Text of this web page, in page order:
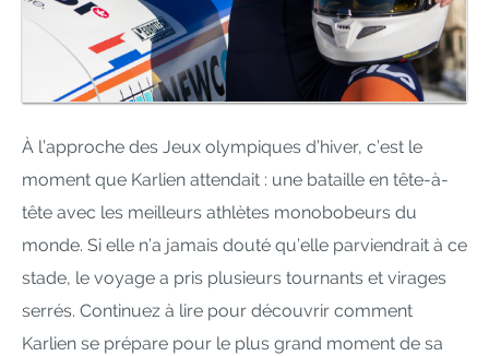
À l’approche des Jeux olympiques d’hiver, c’est le
moment que Karlien attendait : une bataille en tête-à-
tête avec les meilleurs athlètes monobobeurs du
monde. Si elle n’a jamais douté qu’elle parviendrait à ce
stade, le voyage a pris plusieurs tournants et virages
serrés. Continuez à lire pour découvrir comment
Karlien se prépare pour le plus grand moment de sa